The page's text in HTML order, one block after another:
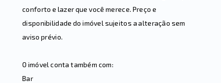
conforto e lazer que você merece. Preço e
disponibilidade do imóvel sujeitos a alteração sem
aviso prévio.
O imóvel conta também com:
Bar